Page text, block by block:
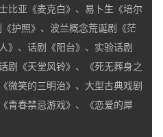
比亚《麦克白》、易卜生《培尔
护照》、波兰概念荒诞剧《茫
》、话剧《阳台》、实验话剧
剧《天堂风铃》、《死无葬身之
微笑的三明治》、大型古典戏剧
青春禁忌游戏》、《恋爱的犀